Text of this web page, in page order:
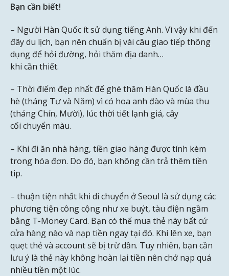
Bạn cần biết!
– Người Hàn Quốc ít sử dụng tiếng Anh. Vì vậy khi đến
đây du lịch, bạn nên chuẩn bị vài câu giao tiếp thông
dụng để hỏi đường, hỏi thăm địa danh…
khi cần thiết.
– Thời điểm đẹp nhất để ghé thăm Hàn Quốc là đầu
hè (tháng Tư và Năm) vì có hoa anh đào và mùa thu
(tháng Chín, Mười), lúc thời tiết lạnh giá, cây
cối chuyển màu.
– Khi đi ăn nhà hàng, tiền giao hàng được tính kèm
trong hóa đơn. Do đó, bạn không cần trả thêm tiền
tip.
– thuận tiện nhất khi di chuyển ở Seoul là sử dụng các
phương tiện công cộng như xe buýt, tàu điện ngầm
bằng T-Money Card. Bạn có thể mua thẻ này bất cứ
cửa hàng nào và nạp tiền ngay tại đó. Khi lên xe, bạn
quẹt thẻ và account sẽ bị trừ dần. Tuy nhiên, bạn cần
lưu ý là thẻ này không hoàn lại tiền nên chớ nạp quá
nhiều tiền một lúc.